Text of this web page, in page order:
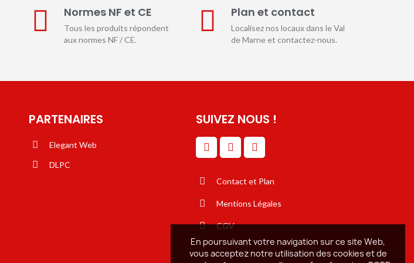
Normes NF et CE
Tous les produits répondent
aux normes NF / CE.
Plan et contact
Localisez nos locaux dans le Val
de Marne et contactez-nous.
PARTENAIRES
Elegant Web
DLPC
SUIVEZ NOUS !
Contact et Plan
Mentions Légales
CGV
En poursuivant votre navigation sur ce site Web,
vous acceptez notre utilisation des cookies et de